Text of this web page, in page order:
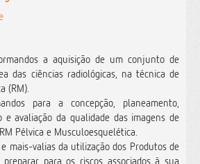
a aquisição de um conjunto de
das ciências radiológicas, na técnica de
(RM).
para a concepção, planeamento,
e avaliação da qualidade das imagens de
Pélvica e Musculoesquelética.
mais-valias da utilização dos Produtos de
para os riscos associados à sua